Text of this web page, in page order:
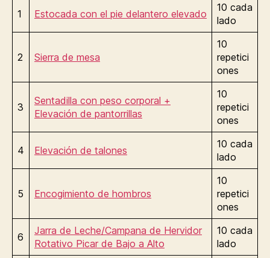
1 Estocada con el pie delantero elevado
10 cada
lado
2 Sierra de mesa
10
repetici
ones
3
Sentadilla con peso corporal +
Elevación de pantorrillas
10
repetici
ones
4 Elevación de talones
10 cada
lado
5 Encogimiento de hombros
10
repetici
ones
6
Jarra de Leche/Campana de Hervidor
Rotativo Picar de Bajo a Alto
10 cada
lado